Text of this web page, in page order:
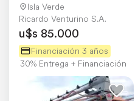
Isla Verde
Ricardo Venturino S.A.
u$s 85.000
Financiación 3 años
30% Entrega + Financiación